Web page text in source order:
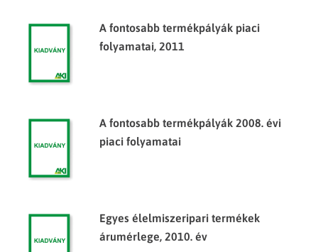
A fontosabb termékpályák piaci
folyamatai, 2011
A fontosabb termékpályák 2008. évi
piaci folyamatai
Egyes élelmiszeripari termékek
árumérlege, 2010. év